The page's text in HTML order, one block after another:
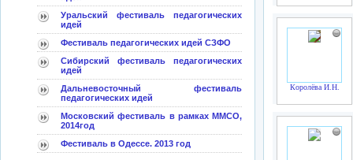
Уральский фестиваль педагогических
идей
Фестиваль педагогических идей СЗФО
Сибирский фестиваль педагогических
идей
Дальневосточный фестиваль
педагогических идей
Московский фестиваль в рамках ММСО,
2014год
Фестиваль в Одессе. 2013 год
Королёва И.Н.